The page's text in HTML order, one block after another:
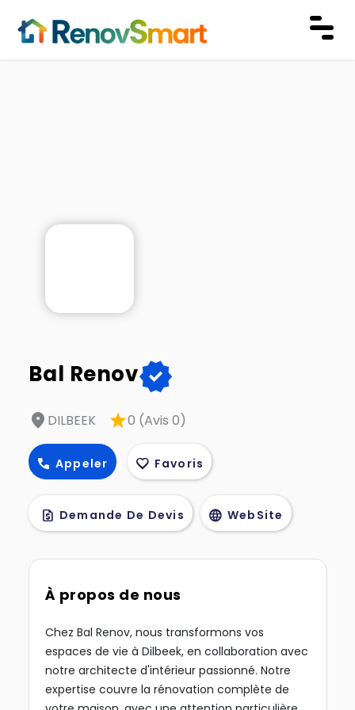
Bal Renovverified
location_on DILBEEK star0 (Avis 0)
call Appeler favorite Favoris
request_quote Demande De Devis language WebSite
À propos de nous
Chez Bal Renov, nous transformons vos
espaces de vie à Dilbeek, en collaboration avec
notre architecte d'intérieur passionné. Notre
expertise couvre la rénovation complète de